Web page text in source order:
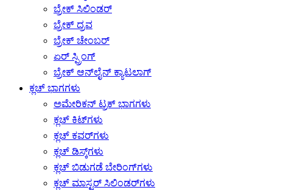
ಬ್ರೇಕ್ ಸಿಲಿಂಡರ್
ಬ್ರೇಕ್ ದ್ರವ
ಬ್ರೇಕ್ ಚೇಂಬರ್
ಏರ್ ಸ್ಪ್ರಿಂಗ್
ಬ್ರೇಕ್ ಆನ್‌ಲೈನ್ ಕ್ಯಾಟಲಾಗ್
ಕ್ಲಚ್ ಭಾಗಗಳು
ಅಮೇರಿಕನ್ ಟ್ರಕ್ ಭಾಗಗಳು
ಕ್ಲಚ್ ಕಿಟ್‌ಗಳು
ಕ್ಲಚ್ ಕವರ್‌ಗಳು
ಕ್ಲಚ್ ಡಿಸ್ಕ್‌ಗಳು
ಕ್ಲಚ್ ಬಿಡುಗಡೆ ಬೇರಿಂಗ್‌ಗಳು
ಕ್ಲಚ್ ಮಾಸ್ಟರ್ ಸಿಲಿಂಡರ್‌ಗಳು